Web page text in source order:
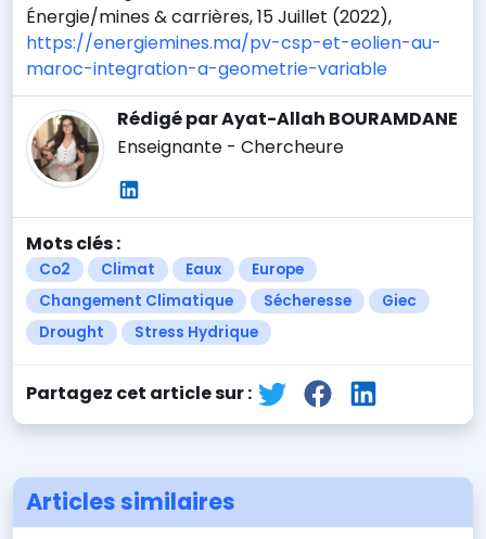
Énergie/mines & carrières, 15 Juillet (2022),
https://energiemines.ma/pv-csp-et-eolien-au-
maroc-integration-a-geometrie-variable
Rédigé par Ayat-Allah BOURAMDANE
Enseignante - Chercheure
Mots clés :
Co2 Climat Eaux
Europe
Changement Climatique
Sécheresse
Giec
Drought
Stress Hydrique
Partagez cet article sur :
Articles similaires